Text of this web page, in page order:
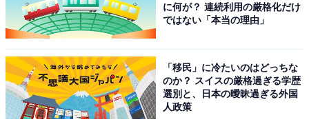
に何が？ 連続利用の厳格化だけ
ではない「本当の理由」
「移民」に冷たいのはどっちな
のか？ スイスの厳格過ぎる学歴
選別と、日本の曖昧過ぎる外国
人政策